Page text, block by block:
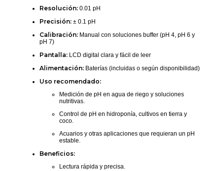
Resolución: 0.01 pH
Precisión: ± 0.1 pH
Calibración: Manual con soluciones buffer (pH 4, pH 6 y
pH 7)
Pantalla: LCD digital clara y fácil de leer
Alimentación: Baterías (incluidas o según disponibilidad)
Uso recomendado:
Medición de pH en agua de riego y soluciones
nutritivas.
Control de pH en hidroponía, cultivos en tierra y
coco.
Acuarios y otras aplicaciones que requieran un pH
estable.
Beneficios:
Lectura rápida y precisa.